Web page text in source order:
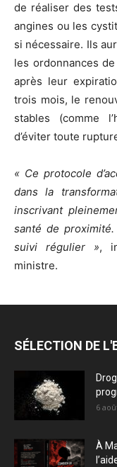
de réaliser des
angines ou les
si nécessaire. Ils
les ordonnances
après leur
trois mois, le
stables (comme
d’éviter toute
« Ce protocole
dans la
inscrivant
santé de
suivi régulier »,
ministre.
SÉLECTION DE
6
À